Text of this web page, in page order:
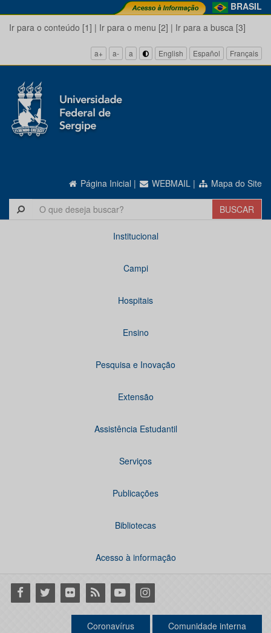
BRASIL
Ir para o conteúdo [1] | Ir para o menu [2] | Ir para a busca [3]
a+ a- a English Español Français
Página Inicial | WEBMAIL | Mapa do Site
Institucional
Campi
Hospitais
Ensino
Pesquisa e Inovação
Extensão
Assistência Estudantil
Serviços
Publicações
Bibliotecas
Acesso à informação
Facebook
Twitter Flickr RSS YoutubeInstagram
Coronavírus Comunidade interna